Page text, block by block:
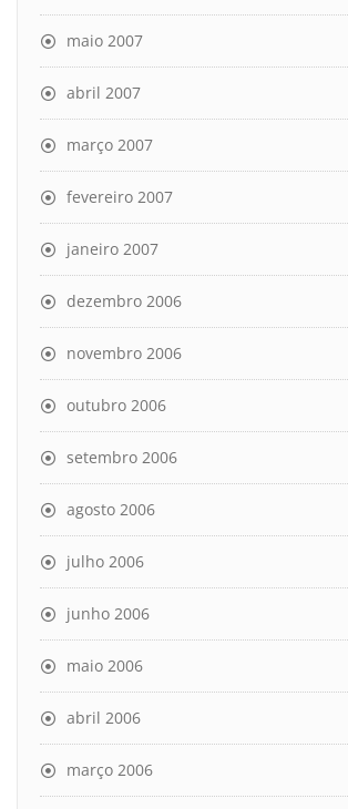
maio 2007
abril 2007
março 2007
fevereiro 2007
janeiro 2007
dezembro 2006
novembro 2006
outubro 2006
setembro 2006
agosto 2006
julho 2006
junho 2006
maio 2006
abril 2006
março 2006